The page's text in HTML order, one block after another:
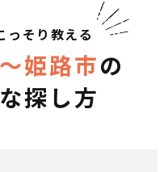
っそり教える
姫路市の
探し方